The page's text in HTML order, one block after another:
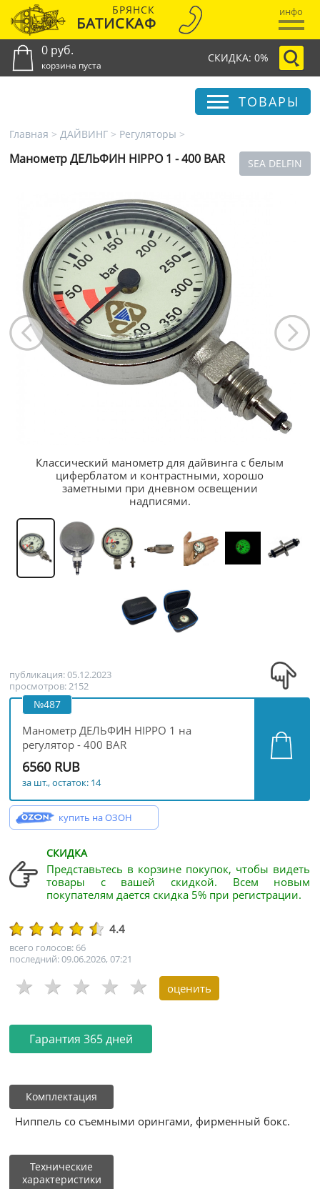
БРЯНСК
БАТИСКАФ
инфо
0 руб.
корзина пуста
СКИДКА: 0%
ТОВАРЫ
Главная > ДАЙВИНГ > Регуляторы >
SEA DELFIN
Манометр ДЕЛЬФИН HIPPO 1 - 400 BAR
Классический манометр для дайвинга с белым
циферблатом и контрастными, хорошо
заметными при дневном освещении
надписями.
публикация: 05.12.2023
просмотров: 2152
№487
Манометр ДЕЛЬФИН HIPPO 1 на
регулятор - 400 BAR
6560 RUB
за шт., остаток: 14
купить на ОЗОН
СКИДКА
Представьтесь в корзине покупок, чтобы видеть
товары с вашей скидкой. Всем новым
покупателям дается скидка 5% при регистрации.
4.4
всего голосов: 66
последний: 09.06.2026, 07:21
Гарантия 365 дней
Комплектация
Ниппель со съемными орингами, фирменный бокс.
Технические
характеристики